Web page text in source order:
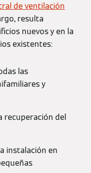
de ventilación
resulta
nuevos y en la
existentes:
las
y
recuperación del
instalación en